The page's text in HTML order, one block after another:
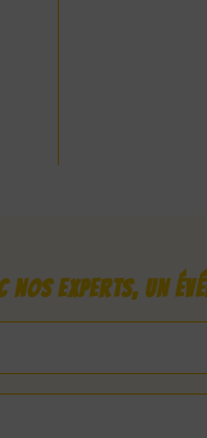
experts, un